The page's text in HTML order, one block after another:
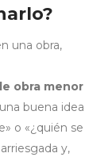
obra menor
buena idea
o «¿quién se
y,